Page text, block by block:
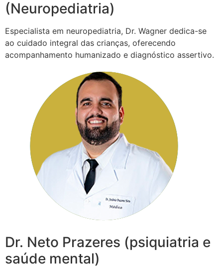
(Neuropediatria)
Especialista em neuropediatria, Dr. Wagner dedica-se
ao cuidado integral das crianças, oferecendo
acompanhamento humanizado e diagnóstico assertivo.
Dr. Neto Prazeres (psiquiatria e
saúde mental)